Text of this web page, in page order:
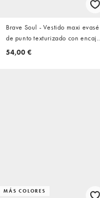
Brave Soul - Vestido maxi evasé
de punto texturizado con encaje
y tirantes en chocolate
54,00 €
MÁS COLORES